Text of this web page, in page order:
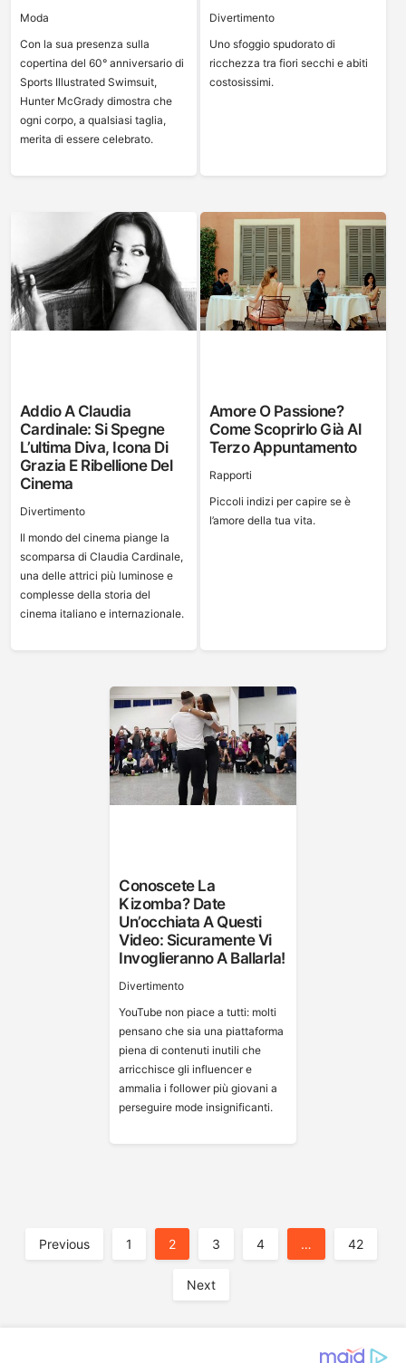
Moda
Con la sua presenza sulla
copertina del 60° anniversario di
Sports Illustrated Swimsuit,
Hunter McGrady dimostra che
ogni corpo, a qualsiasi taglia,
merita di essere celebrato.
Divertimento
Uno sfoggio spudorato di
ricchezza tra fiori secchi e abiti
costosissimi.
Addio A Claudia
Cardinale: Si Spegne
L’ultima Diva, Icona Di
Grazia E Ribellione Del
Cinema
Divertimento
Il mondo del cinema piange la
scomparsa di Claudia Cardinale,
una delle attrici più luminose e
complesse della storia del
cinema italiano e internazionale.
Amore O Passione?
Come Scoprirlo Già Al
Terzo Appuntamento
Rapporti
Piccoli indizi per capire se è
l’amore della tua vita.
Conoscete La
Kizomba? Date
Un’occhiata A Questi
Video: Sicuramente Vi
Invoglieranno A Ballarla!
Divertimento
YouTube non piace a tutti: molti
pensano che sia una piattaforma
piena di contenuti inutili che
arricchisce gli influencer e
ammalia i follower più giovani a
perseguire mode insignificanti.
Previous 1 2 3 4 … 42
Next